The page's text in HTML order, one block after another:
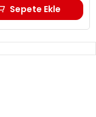
Sepete Ekle